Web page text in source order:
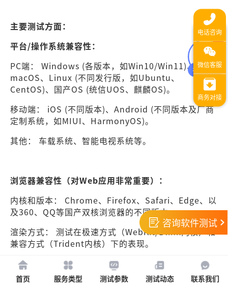
主要测试方面：
平台/操作系统兼容性：
PC端： Windows (各版本，如Win10/Win11)、
macOS、Linux (不同发行版，如Ubuntu、
CentOS)、国产OS (统信UOS、麒麟OS)。
移动端： iOS (不同版本)、Android (不同版本及厂商
定制系统，如MIUI、HarmonyOS)。
其他： 车载系统、智能电视系统等。
浏览器兼容性（对Web应用非常重要）：
内核和版本： Chrome、Firefox、Safari、Edge、以
及360、QQ等国产双核浏览器的不同版本。
渲染方式： 测试在极速方式（WebKit/Blink内核）和
兼容方式（Trident内核）下的表现。
咨询软件测试
首页 服务类型 测试参数 测试动态 联系我们